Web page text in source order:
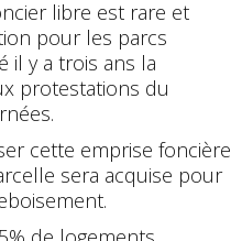
libre est rare et
pour les parcs
il y a trois ans la
protestations du
cette emprise foncière
sera acquise pour